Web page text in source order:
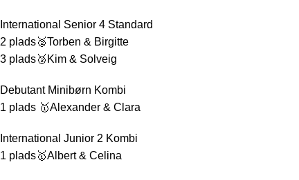
International Senior 4 Standard
2 plads🥈Torben & Birgitte
3 plads🥉Kim & Solveig
Debutant Minibørn Kombi
1 plads 🥇Alexander & Clara
International Junior 2 Kombi
1 plads🥇Albert & Celina